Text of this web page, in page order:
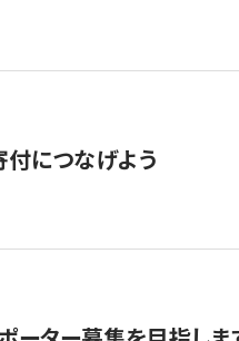
につなげよう